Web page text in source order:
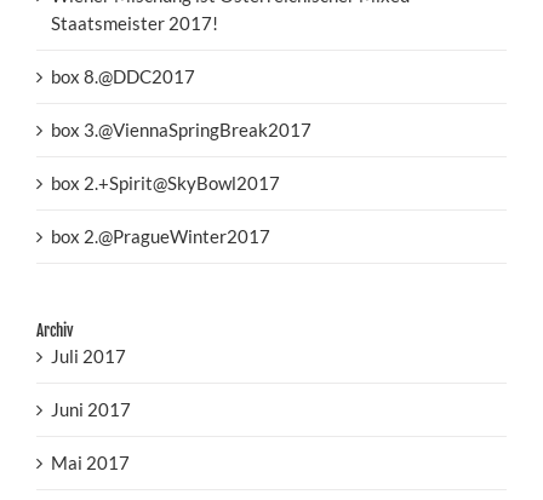
Staatsmeister 2017!
box 8.@DDC2017
box 3.@ViennaSpringBreak2017
box 2.+Spirit@SkyBowl2017
box 2.@PragueWinter2017
Archiv
Juli 2017
Juni 2017
Mai 2017